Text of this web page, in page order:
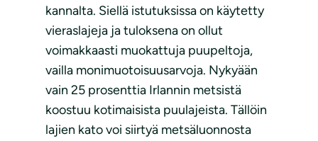
kannalta. Siellä istutuksissa on käytetty
vieraslajeja ja tuloksena on ollut
voimakkaasti muokattuja puupeltoja,
vailla monimuotoisuusarvoja. Nykyään
vain 25 prosenttia Irlannin metsistä
koostuu kotimaisista puulajeista. Tällöin
lajien kato voi siirtyä metsäluonnosta